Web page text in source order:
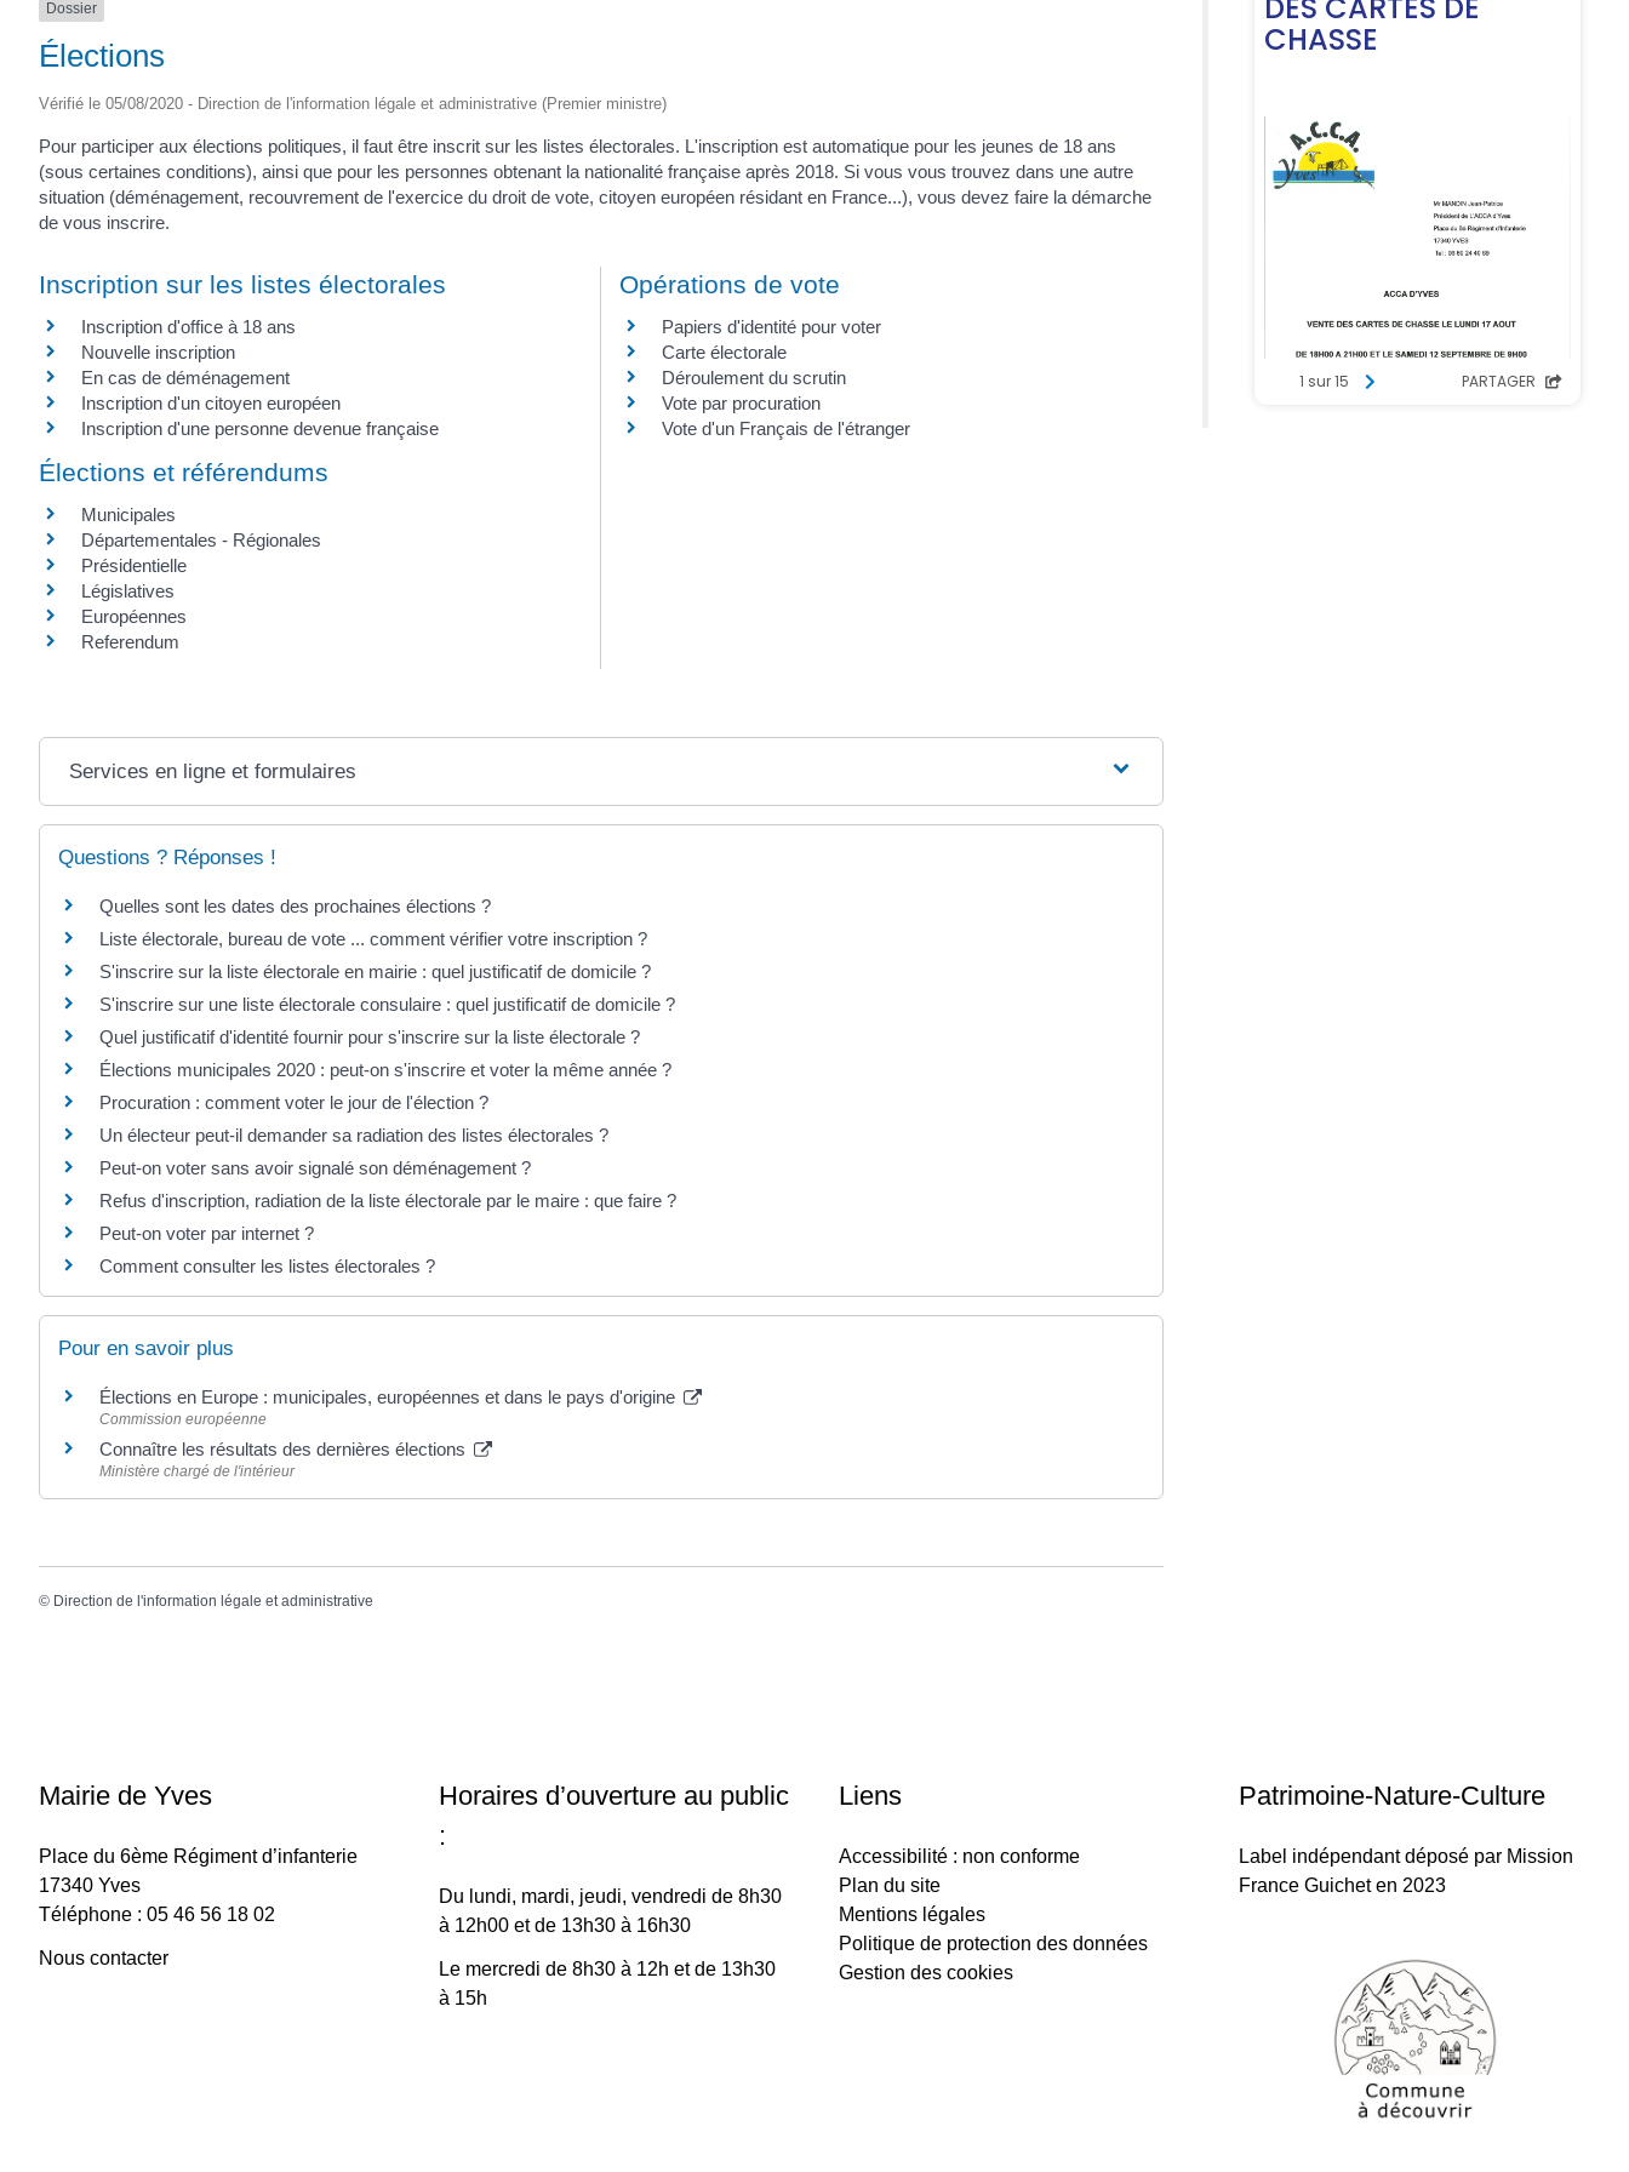
Dossier
Élections
Vérifié le 05/08/2020 - Direction de l'information légale et administrative (Premier ministre)
Pour participer aux élections politiques, il faut être inscrit sur les listes électorales. L'inscription est automatique pour les jeunes de 18 ans
(sous certaines conditions), ainsi que pour les personnes obtenant la nationalité française après 2018. Si vous vous trouvez dans une autre
situation (déménagement, recouvrement de l'exercice du droit de vote, citoyen européen résidant en France...), vous devez faire la démarche
de vous inscrire.
Inscription sur les listes électorales
Inscription d'office à 18 ans
Nouvelle inscription
En cas de déménagement
Inscription d'un citoyen européen
Inscription d'une personne devenue française
Opérations de vote
Papiers d'identité pour voter
Carte électorale
Déroulement du scrutin
Vote par procuration
Vote d'un Français de l'étranger
Élections et référendums
Municipales
Départementales - Régionales
Présidentielle
Législatives
Européennes
Referendum
Services en ligne et formulaires
Questions ? Réponses !
Quelles sont les dates des prochaines élections ?
Liste électorale, bureau de vote ... comment vérifier votre inscription ?
S'inscrire sur la liste électorale en mairie : quel justificatif de domicile ?
S'inscrire sur une liste électorale consulaire : quel justificatif de domicile ?
Quel justificatif d'identité fournir pour s'inscrire sur la liste électorale ?
Élections municipales 2020 : peut-on s'inscrire et voter la même année ?
Procuration : comment voter le jour de l'élection ?
Un électeur peut-il demander sa radiation des listes électorales ?
Peut-on voter sans avoir signalé son déménagement ?
Refus d'inscription, radiation de la liste électorale par le maire : que faire ?
Peut-on voter par internet ?
Comment consulter les listes électorales ?
Pour en savoir plus
Élections en Europe : municipales, européennes et dans le pays d'origine
Commission européenne
Connaître les résultats des dernières élections
Ministère chargé de l'intérieur
© Direction de l'information légale et administrative
Mairie de Yves
Place du 6ème Régiment d’infanterie
17340 Yves
Téléphone : 05 46 56 18 02
Nous contacter
Horaires d’ouverture au public
:
Du lundi, mardi, jeudi, vendredi de 8h30
à 12h00 et de 13h30 à 16h30
Le mercredi de 8h30 à 12h et de 13h30
à 15h
Liens
Accessibilité : non conforme
Plan du site
Mentions légales
Politique de protection des données
Gestion des cookies
Patrimoine-Nature-Culture
Label indépendant déposé par Mission
France Guichet en 2023